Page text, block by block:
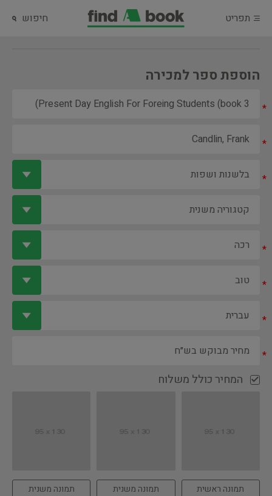
תפריט חיפוש
הוספת ספר למכירה
*
*
*
*
*
*
*
המחיר כולל משלוח
תמונה ראשית תמונה משנית תמונה משנית